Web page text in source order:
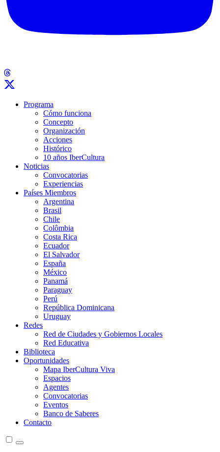
Programa
Cómo funciona
Concepto
Organización
Acciones
Histórico
10 años IberCultura
Noticias
Convocatorias
Experiencias
Países Miembros
Argentina
Brasil
Chile
Colômbia
Costa Rica
Ecuador
El Salvador
España
México
Panamá
Paraguay
Perú
República Dominicana
Uruguay
Redes
Red de Ciudades y Gobiernos Locales
Red Educativa
Biblioteca
Oportunidades
Mapa IberCultura Viva
Espacios
Agentes
Convocatorias
Eventos
Banco de Saberes
Contacto